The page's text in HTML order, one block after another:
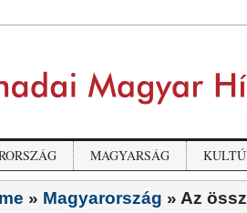
MAGYARSÁG
» Magyarország » Az